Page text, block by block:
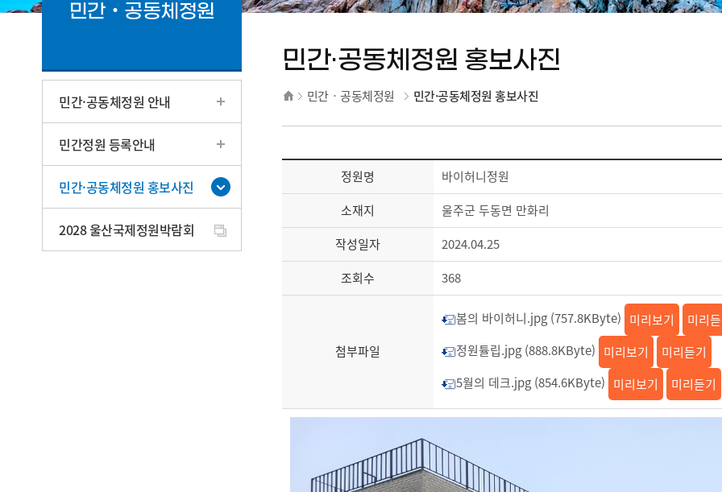
민간‧공동체정원
민간·공동체정원 안내
민간정원 등록안내
민간·공동체정원 홍보사진
2028 울산국제정원박람회
민간·공동체정원 홍보사진
민간‧공동체정원 민간·공동체정원 홍보사진
정원명
바이허니정원
소재지
울주군 두동면 만화리
작성일자
2024.04.25
조회수
368
첨부파일
봄의 바이허니.jpg (757.8KByte) 미리보기
미리
정원튤립.jpg (888.8KByte) 미리보기
미리듣기
5월의 데크.jpg (854.6KByte) 미리보기 미리듣기